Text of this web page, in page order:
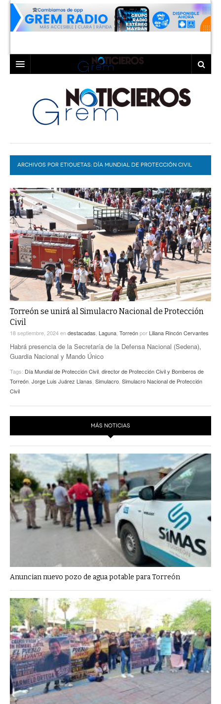
LAGUNA
TORREÓN
GÓMEZ PALACIO
LERDO
COAHUILA
DURANGO
DEPORTES
EXA
EL EXACTO
EXA INFORMA
GLOBO
CONTEXTOS
TRAYECTO LAGUNA
A MEDIA MAÑANA
A TODA LEY
DIÁLOGOS CON LA HISTORIA
TWEETS AND BEATS
LA MEJOR 97.1 ESTÉREO GALLITO
ACTUALIDADES GREM
PULSO
LA MEJOR INFORMACIÓN
COLABORADORES
PC29
ACTUALIDADES GREM
ARCHIVOS POR ETIQUETAS: DÍA MUNDIAL DE PROTECCIÓN CIVIL
Torreón se unirá al Simulacro Nacional de Protección
Civil
18 septiembre, 2024endestacadas Laguna Torreónpor Liliana Rincón Cervantes
Habrá presencia de la Secretaría de la Defensa Nacional (Sedena),
Guardia Nacional y Mando Único
Tags: Día Mundial de Protección Civil director de Protección Civil y Bomberos de
Torreón Jorge Luis Juárez Llanas Simulacro Simulacro Nacional de Protección
Civil
MÁS NOTICIAS
Anuncian nuevo pozo de agua potable para Torreón